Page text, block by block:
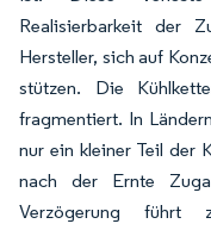
Realisierbarkeit der
Hersteller, sich auf
stützen. Die
fragmentiert. In
nur ein kleiner Teil der
nach der Ernte
Verzögerung führt